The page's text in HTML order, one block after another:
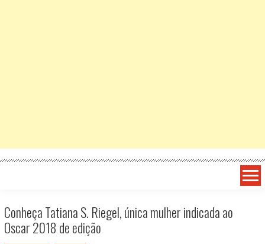
Conheça Tatiana S. Riegel, única mulher indicada ao
Oscar 2018 de edição